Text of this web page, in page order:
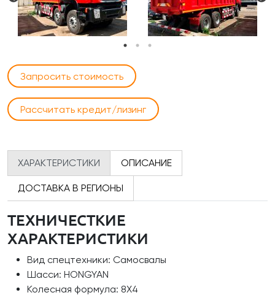
Запросить стоимость
Рассчитать кредит/лизинг
ХАРАКТЕРИСТИКИ ОПИСАНИЕ
ДОСТАВКА В РЕГИОНЫ
ТЕХНИЧЕСТКИЕ
ХАРАКТЕРИСТИКИ
Вид спецтехники: Самосвалы
Шасси: HONGYAN
Колесная формула: 8Х4